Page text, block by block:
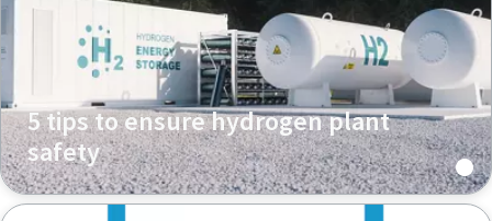
5 tips to ensure hydrogen plant
safety